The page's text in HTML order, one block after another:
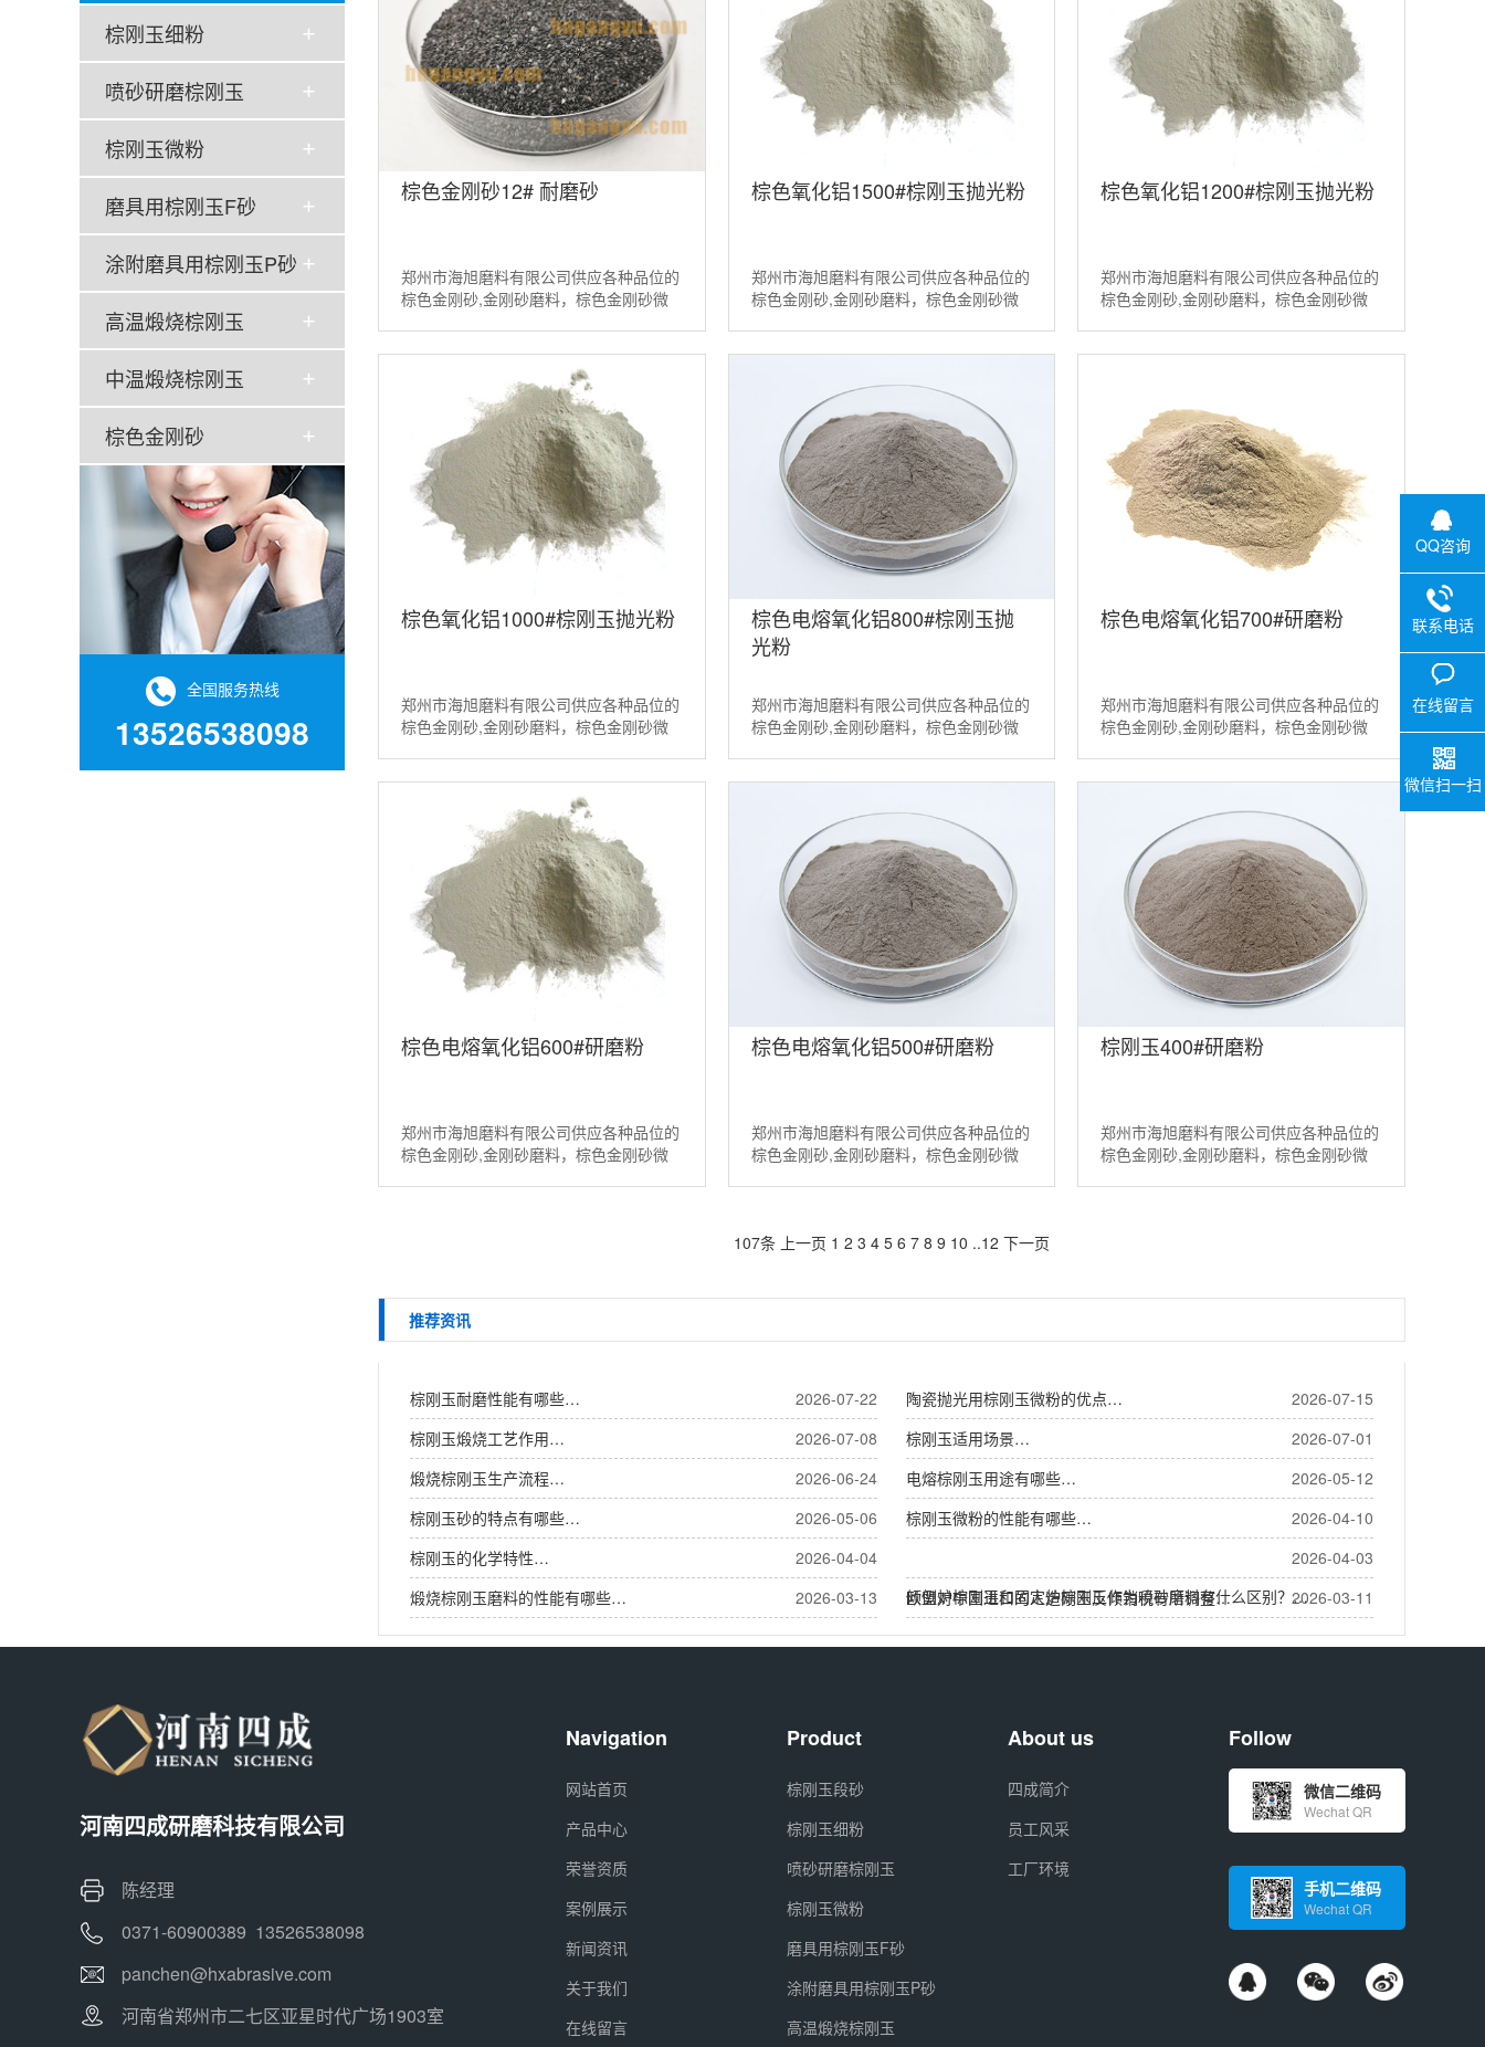
棕刚玉细粉
喷砂研磨棕刚玉
棕刚玉微粉
磨具用棕刚玉F砂
涂附磨具用棕刚玉P砂
高温煅烧棕刚玉
中温煅烧棕刚玉
棕色金刚砂
全国服务热线
13526538098
棕色金刚砂12# 耐磨砂
郑州市海旭磨料有限公司供应各种品位的
棕色金刚砂,金刚砂磨料，棕色金刚砂微
棕色氧化铝1500#棕刚玉抛光粉
郑州市海旭磨料有限公司供应各种品位的
棕色金刚砂,金刚砂磨料，棕色金刚砂微
棕色氧化铝1200#棕刚玉抛光粉
郑州市海旭磨料有限公司供应各种品位的
棕色金刚砂,金刚砂磨料，棕色金刚砂微
棕色氧化铝1000#棕刚玉抛光粉
郑州市海旭磨料有限公司供应各种品位的
棕色金刚砂,金刚砂磨料，棕色金刚砂微
棕色电熔氧化铝800#棕刚玉抛
光粉
郑州市海旭磨料有限公司供应各种品位的
棕色金刚砂,金刚砂磨料，棕色金刚砂微
棕色电熔氧化铝700#研磨粉
郑州市海旭磨料有限公司供应各种品位的
棕色金刚砂,金刚砂磨料，棕色金刚砂微
棕色电熔氧化铝600#研磨粉
郑州市海旭磨料有限公司供应各种品位的
棕色金刚砂,金刚砂磨料，棕色金刚砂微
棕色电熔氧化铝500#研磨粉
郑州市海旭磨料有限公司供应各种品位的
棕色金刚砂,金刚砂磨料，棕色金刚砂微
棕刚玉400#研磨粉
郑州市海旭磨料有限公司供应各种品位的
棕色金刚砂,金刚砂磨料，棕色金刚砂微
107条 上一页 1 2 3 4 5 6 7 8 9 10 ..12 下一页
推荐资讯
2026-07-22
棕刚玉耐磨性能有哪些… 2026-07-15
陶瓷抛光用棕刚玉微粉的优点…
2026-07-08
棕刚玉煅烧工艺作用… 2026-07-01
棕刚玉适用场景…
2026-06-24
煅烧棕刚玉生产流程… 2026-05-12
电熔棕刚玉用途有哪些…
2026-05-06
棕刚玉砂的特点有哪些… 2026-04-10
棕刚玉微粉的性能有哪些…
2026-04-04
棕刚玉的化学特性…
2026-04-03
倾倒炉棕刚玉和固定炉棕刚玉作为喷砂磨料有什么区别？…
2026-03-13
煅烧棕刚玉磨料的性能有哪些… 2026-03-11
欧盟对中国进口的人造刚玉反倾销税有所调整…
河南四成研磨科技有限公司
陈经理
0371-60900389 13526538098
panchen@hxabrasive.com
河南省郑州市二七区亚星时代广场1903室
Navigation
网站首页
产品中心
荣誉资质
案例展示
新闻资讯
关于我们
在线留言
Product
棕刚玉段砂
棕刚玉细粉
喷砂研磨棕刚玉
棕刚玉微粉
磨具用棕刚玉F砂
涂附磨具用棕刚玉P砂
高温煅烧棕刚玉
About us
四成简介
员工风采
工厂环境
Follow
微信二维码
Wechat QR
手机二维码
Wechat QR
QQ咨询
联系电话
在线留言
微信扫一扫